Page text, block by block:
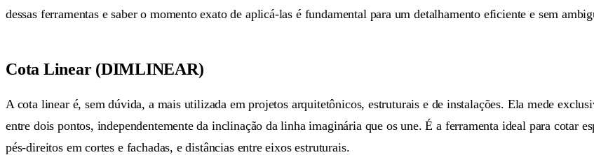
dessas ferramentas e saber o momento exato de aplicá-las é fundamental para um detalhamento eficiente e sem
Cota Linear (DIMLINEAR)
A cota linear é, sem dúvida, a mais utilizada em projetos arquitetônicos, estruturais e de instalações. Ela mede
entre dois pontos, independentemente da inclinação da linha imaginária que os une. É a ferramenta ideal para cotar
pés-direitos em cortes e fachadas, e distâncias entre eixos estruturais.